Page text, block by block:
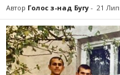
Автор Голос з-над Бугу - 21